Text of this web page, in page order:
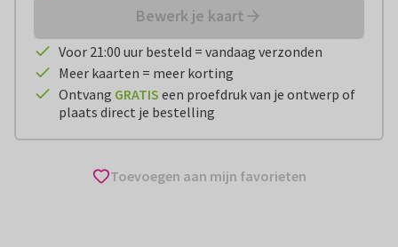
Bewerk je kaart
Voor 21:00 uur besteld = vandaag verzonden
Meer kaarten = meer korting
Ontvang GRATIS een proefdruk van je ontwerp of
plaats direct je bestelling
Toevoegen aan mijn favorieten